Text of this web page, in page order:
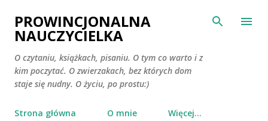
Przejdź do głównej zawartości
PROWINCJONALNA
NAUCZYCIELKA
O czytaniu, książkach, pisaniu. O tym co warto i z
kim poczytać. O zwierzakach, bez których dom
staje się nudny. O życiu, po prostu:)
Strona główna O mnie Więcej…